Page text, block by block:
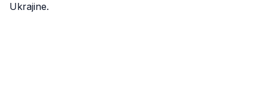
Ukrajine.